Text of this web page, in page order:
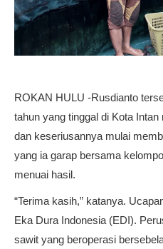
ROKAN HULU -Rusdianto
tahun yang tinggal di Kota
dan keseriusannya mulai
yang ia garap bersama
menuai hasil.
“Terima kasih,” katanya.
Eka Dura Indonesia (EDI).
sawit yang beroperasi